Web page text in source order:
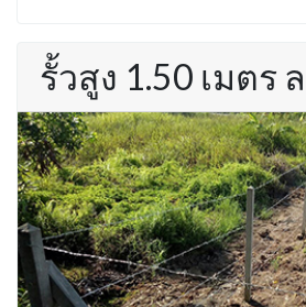
รั้วสูง 1.50 เมตร